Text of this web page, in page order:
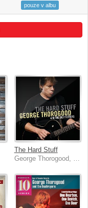
02:46
pouze v albu
The Hard Stuff